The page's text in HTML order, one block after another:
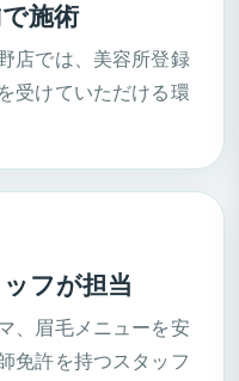
施術
店では、美容所登録
受けていただける環
フが担当
、眉毛メニューを安
免許を持つスタッフ